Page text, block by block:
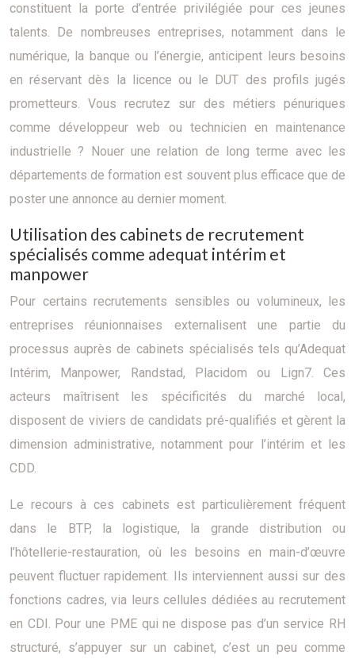
constituent la porte d’entrée privilégiée pour ces jeunes
talents. De nombreuses entreprises, notamment dans le
numérique, la banque ou l’énergie, anticipent leurs besoins
en réservant dès la licence ou le DUT des profils jugés
prometteurs. Vous recrutez sur des métiers pénuriques
comme développeur web ou technicien en maintenance
industrielle ? Nouer une relation de long terme avec les
départements de formation est souvent plus efficace que de
poster une annonce au dernier moment.
Utilisation des cabinets de recrutement
spécialisés comme adequat intérim et
manpower
Pour certains recrutements sensibles ou volumineux, les
entreprises réunionnaises externalisent une partie du
processus auprès de cabinets spécialisés tels qu’Adequat
Intérim, Manpower, Randstad, Placidom ou Lign7. Ces
acteurs maîtrisent les spécificités du marché local,
disposent de viviers de candidats pré-qualifiés et gèrent la
dimension administrative, notamment pour l’intérim et les
CDD.
Le recours à ces cabinets est particulièrement fréquent
dans le BTP, la logistique, la grande distribution ou
l’hôtellerie-restauration, où les besoins en main-d’œuvre
peuvent fluctuer rapidement. Ils interviennent aussi sur des
fonctions cadres, via leurs cellules dédiées au recrutement
en CDI. Pour une PME qui ne dispose pas d’un service RH
structuré, s’appuyer sur un cabinet, c’est un peu comme